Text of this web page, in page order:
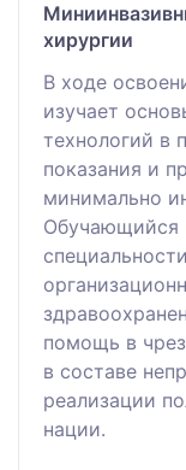
хирургии
В ходе
изучает
технологий в
показания и
минимально
Обучающийся
помощь в
в составе
реализации
нации.